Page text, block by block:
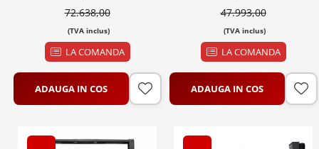
72.638,00
(TVA inclus)
LA COMANDA
ADAUGA IN COS
47.993,00
(TVA inclus)
LA COMANDA
ADAUGA IN COS